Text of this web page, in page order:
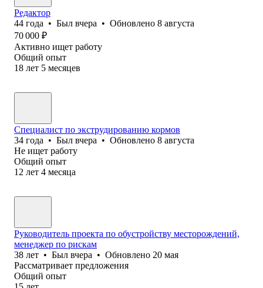
Редактор
44 года • Был вчера • Обновлено 8 августа
70 000 ₽
Активно ищет работу
Общий опыт
18 лет 5 месяцев
Специалист по экструдированию кормов
34 года • Был вчера • Обновлено 8 августа
Не ищет работу
Общий опыт
12 лет 4 месяца
Руководитель проекта по обустройству месторождений,
менеджер по рискам
38 лет • Был вчера • Обновлено 20 мая
Рассматривает предложения
Общий опыт